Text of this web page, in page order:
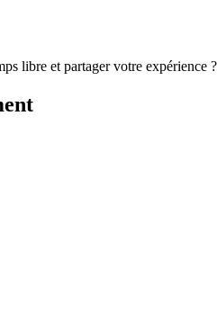
libre et partager votre